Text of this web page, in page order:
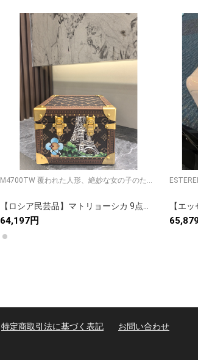
M4700TW 覆われた人形、絶妙な女の子のた...
64,197円
特定商取引法に基づく表記 お問い合わせ